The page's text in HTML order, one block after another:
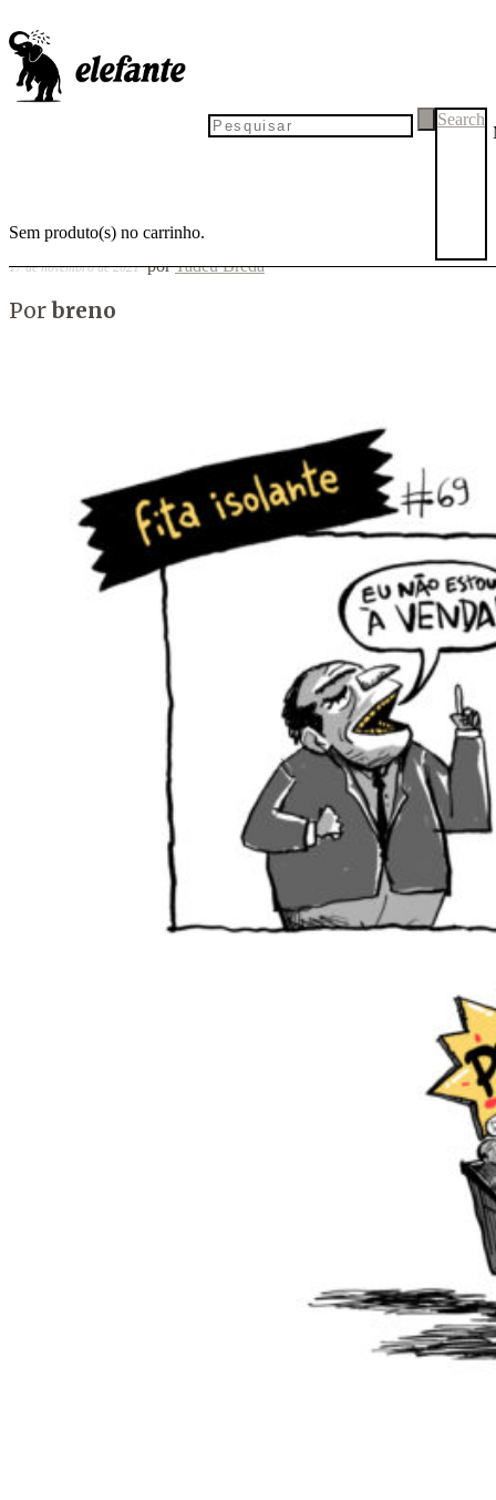
Sem produto(s) no carrinho.
Search
Fita isolante #69
17 de novembro de 2021 porTadeu Breda
Porbreno